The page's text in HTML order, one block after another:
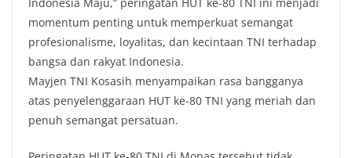
momentum penting untuk memperkuat semangat
profesionalisme, loyalitas, dan kecintaan TNI terhadap
bangsa dan rakyat Indonesia.
Mayjen TNI Kosasih menyampaikan rasa bangganya
atas penyelenggaraan HUT ke-80 TNI yang meriah dan
penuh semangat persatuan.